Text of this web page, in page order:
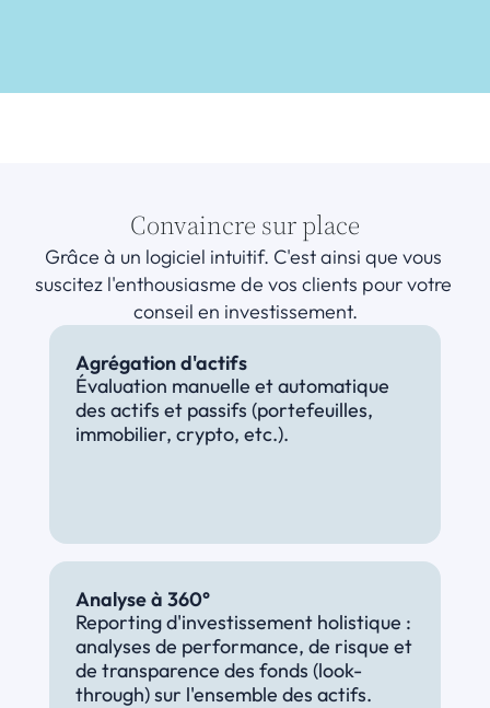
Convaincre sur place
Grâce à un logiciel intuitif. C'est ainsi que vous
suscitez l'enthousiasme de vos clients pour votre
conseil en investissement.
Agrégation d'actifs
Évaluation manuelle et automatique
des actifs et passifs (portefeuilles,
immobilier, crypto, etc.).
Analyse à 360°
Reporting d'investissement holistique :
analyses de performance, de risque et
de transparence des fonds (look-
through) sur l'ensemble des actifs.